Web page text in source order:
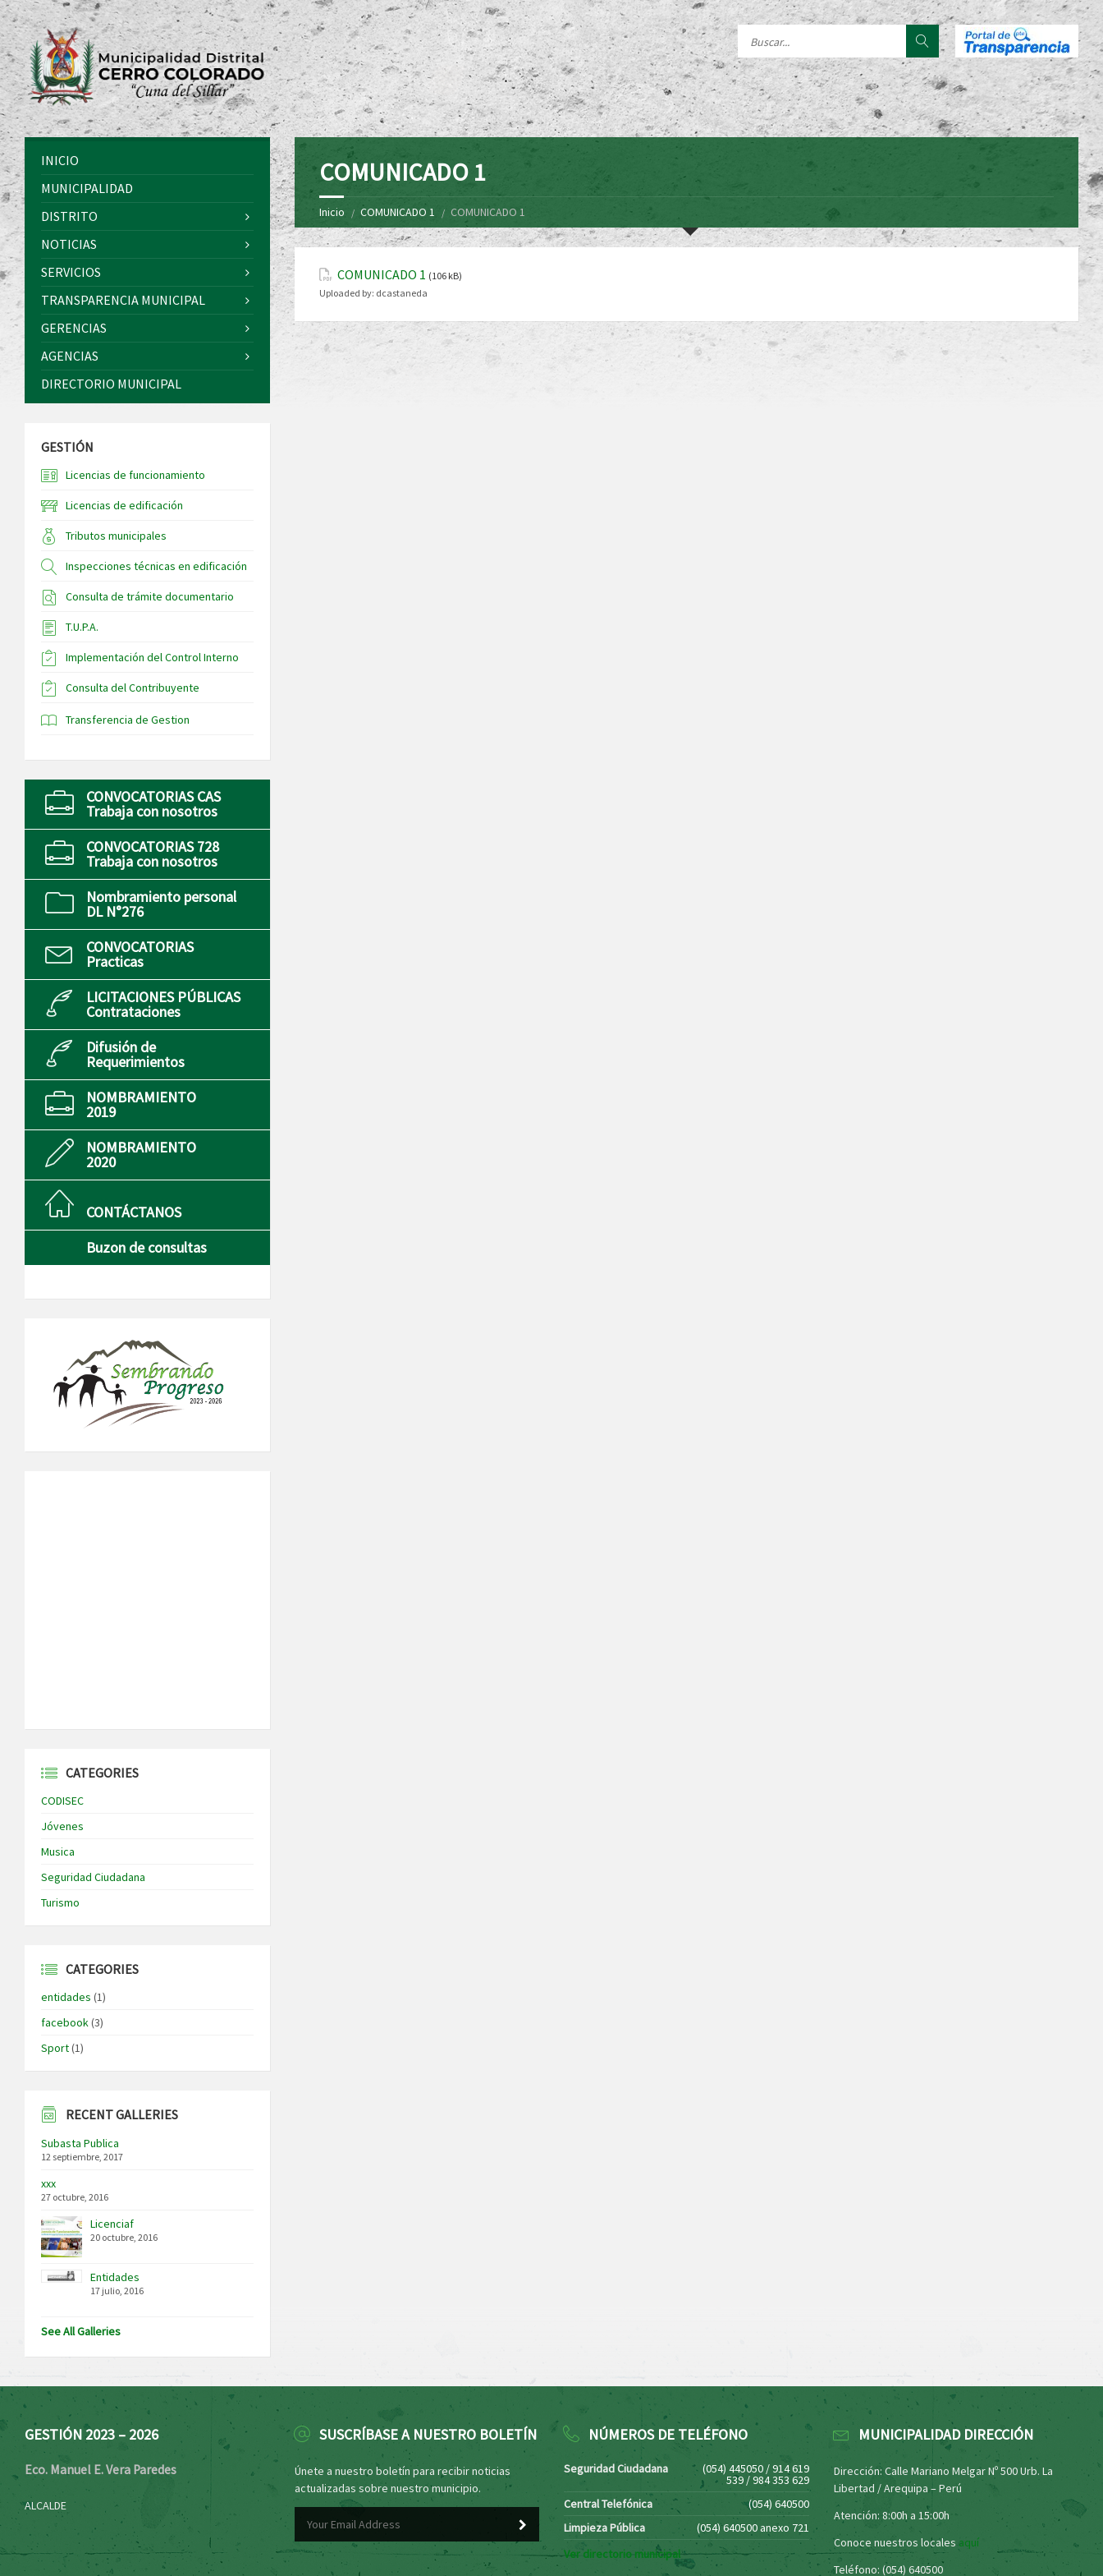
COMUNICADO 1
Inicio COMUNICADO 1 COMUNICADO 1
COMUNICADO 1 (106 kB)
Uploaded by: dcastaneda
INICIO
MUNICIPALIDAD
DISTRITO
NOTICIAS
SERVICIOS
TRANSPARENCIA MUNICIPAL
GERENCIAS
AGENCIAS
DIRECTORIO MUNICIPAL
GESTIÓN
Licencias de funcionamiento
Licencias de edificación
Tributos municipales
Inspecciones técnicas en edificación
Consulta de trámite documentario
T.U.P.A.
Implementación del Control Interno
Consulta del Contribuyente
Transferencia de Gestion
CONVOCATORIAS CAS
Trabaja con nosotros
CONVOCATORIAS 728
Trabaja con nosotros
Nombramiento personal
DL N°276
CONVOCATORIAS
Practicas
LICITACIONES PÚBLICAS
Contrataciones
Difusión de
Requerimientos
NOMBRAMIENTO
2019
NOMBRAMIENTO
2020
CONTÁCTANOS
Buzon de consultas
CATEGORIES
CODISEC
Jóvenes
Musica
Seguridad Ciudadana
Turismo
CATEGORIES
entidades (1)
facebook(3)
Sport(1)
RECENT GALLERIES
Subasta Publica
12 septiembre, 2017
xxx
27 octubre, 2016
Licenciaf
20 octubre, 2016
Entidades
17 julio, 2016
See All Galleries
GESTIÓN 2023 – 2026
Eco. Manuel E. Vera Paredes
ALCALDE
SUSCRÍBASE A NUESTRO BOLETÍN
Únete a nuestro boletín para recibir noticias
actualizadas sobre nuestro municipio.
NÚMEROS DE TELÉFONO
Seguridad Ciudadana (054) 445050 / 914 619
539 / 984 353 629
Central Telefónica
(054) 640500
Limpieza Pública
(054) 640500 anexo 721
Ver directorio municipal
MUNICIPALIDAD DIRECCIÓN
Dirección: Calle Mariano Melgar Nº 500 Urb. La
Libertad / Arequipa – Perú
Atención: 8:00h a 15:00h
Conoce nuestros locales aquí
Teléfono: (054) 640500